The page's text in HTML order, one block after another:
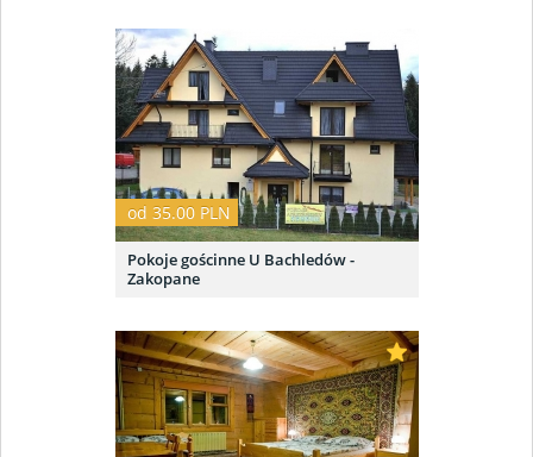
od 35.00 PLN
Pokoje gościnne U Bachledów -
Zakopane